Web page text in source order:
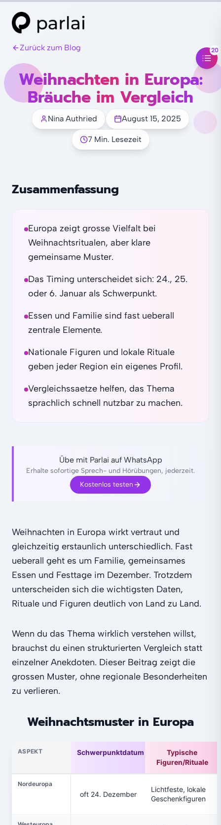
Zurück zum Blog
Weihnachten in Europa:
Bräuche im Vergleich
Nina Authried August 15, 2025
7 Min. Lesezeit
Zusammenfassung
Europa zeigt grosse Vielfalt bei
Weihnachtsritualen, aber klare
gemeinsame Muster.
Das Timing unterscheidet sich: 24., 25.
oder 6. Januar als Schwerpunkt.
Essen und Familie sind fast ueberall
zentrale Elemente.
Nationale Figuren und lokale Rituale
geben jeder Region ein eigenes Profil.
Vergleichssaetze helfen, das Thema
sprachlich schnell nutzbar zu machen.
Übe mit Parlai auf WhatsApp
Erhalte sofortige Sprech- und Hörübungen, jederzeit.
Kostenlos testen
20
Weihnachten in Europa wirkt vertraut und
gleichzeitig erstaunlich unterschiedlich. Fast
ueberall geht es um Familie, gemeinsames
Essen und Festtage im Dezember. Trotzdem
unterscheiden sich die wichtigsten Daten,
Rituale und Figuren deutlich von Land zu Land.
Wenn du das Thema wirklich verstehen willst,
brauchst du einen strukturierten Vergleich statt
einzelner Anekdoten. Dieser Beitrag zeigt die
grossen Muster, ohne regionale Besonderheiten
zu verlieren.
Weihnachtsmuster in Europa
ASPEKT Schwerpunktdatum
Typische
Figuren/Rituale
Nordeuropa
oft 24. Dezember
Lichtfeste, lokale
Geschenkfiguren